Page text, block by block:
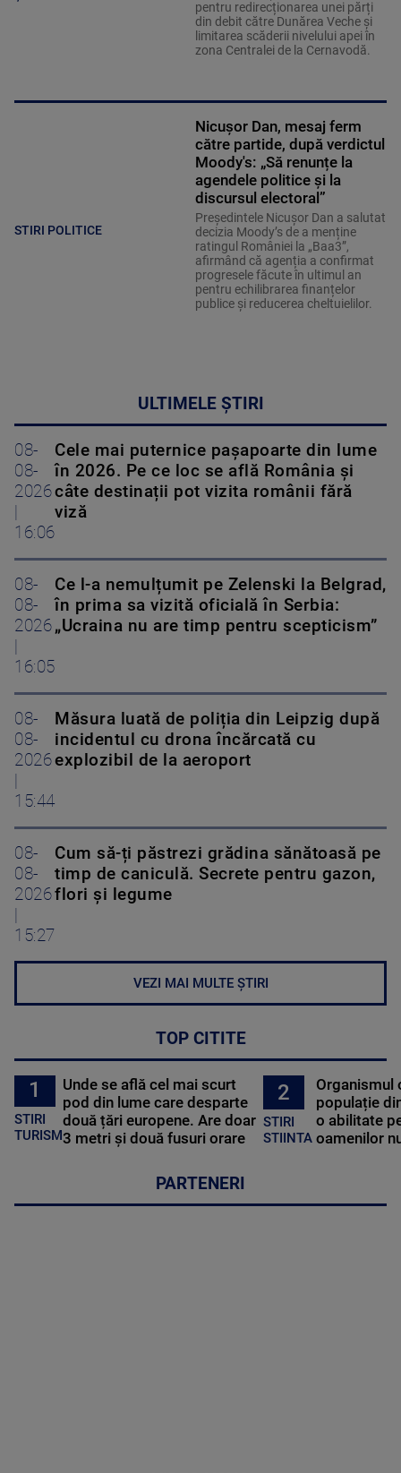
pentru redirecționarea unei părți
din debit către Dunărea Veche și
limitarea scăderii nivelului apei în
zona Centralei de la Cernavodă.
STIRI POLITICE
Nicușor Dan, mesaj ferm
către partide, după verdictul
Moody's: „Să renunțe la
agendele politice şi la
discursul electoral”
Președintele Nicușor Dan a salutat
decizia Moody’s de a menține
ratingul României la „Baa3”,
afirmând că agenția a confirmat
progresele făcute în ultimul an
pentru echilibrarea finanțelor
publice și reducerea cheltuielilor.
ULTIMELE ȘTIRI
08-
08-
2026
16:06
Cele mai puternice pașapoarte din lume
în 2026. Pe ce loc se află România și
câte destinații pot vizita românii fără
viză
08-
08-
2026
16:05
Ce l-a nemulțumit pe Zelenski la Belgrad,
în prima sa vizită oficială în Serbia:
„Ucraina nu are timp pentru scepticism”
08-
08-
2026
15:44
Măsura luată de poliția din Leipzig după
incidentul cu drona încărcată cu
explozibil de la aeroport
08-
08-
2026
15:27
Cum să-ți păstrezi grădina sănătoasă pe
timp de caniculă. Secrete pentru gazon,
flori și legume
VEZI MAI MULTE ȘTIRI
TOP CITITE
1
STIRI
TURISM
Unde se află cel mai scurt
pod din lume care desparte
două țări europene. Are doar
3 metri și două fusuri orare
2
STIRI
STIINTA
Organismul
populație
o abilitate
oamenilor
PARTENERI